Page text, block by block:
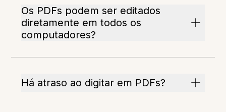
Os PDFs podem ser editados
diretamente em todos os
computadores?
Há atraso ao digitar em PDFs?